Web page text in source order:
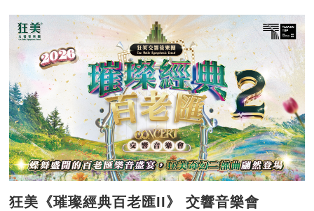
狂美《璀璨經典百老匯II》 交響音樂會